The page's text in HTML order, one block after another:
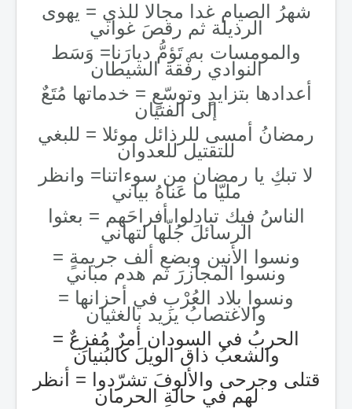
شهرُ الصيام غدا مجالا للذي = يهوى
الرذيلة ثم رقصَ غواني
والمومسات به تَؤمُّ ديارَنا= وَسَط
النوادي رفْقة الشيطان
أعدادها بتزايدٍ وتوسّعٍ = خدماتها مُتَعٌ
إلى الفتيان
رمضانُ أمسى للرذائل موئلا = للبغي
للتقتيل للعدوان
لا تبكِ يا رمضان من سوءاتنا= وانظر
مليّا ما عَناهُ بياني
الناسُ فيك تبادلوا أفراحَهم = بعثوا
الرسائلَ جُلّها لتهاني
ونسوا الأنين وبضع ألف جريمةٍ =
ونسوا المجازرَ ثم هدم مباني
ونسوا بلاد العُرْبِ في أحزانها =
والاغتصابُ يزيد بالغثيان
الحربُ في السودان أمرٌ مُفزِعٌ =
والشعبُ ذاق الويلَ كالبُنيان
قتلى وجرحى والألوفَ تشرّدوا = أنظر
لهم في حالةِ الحرمان